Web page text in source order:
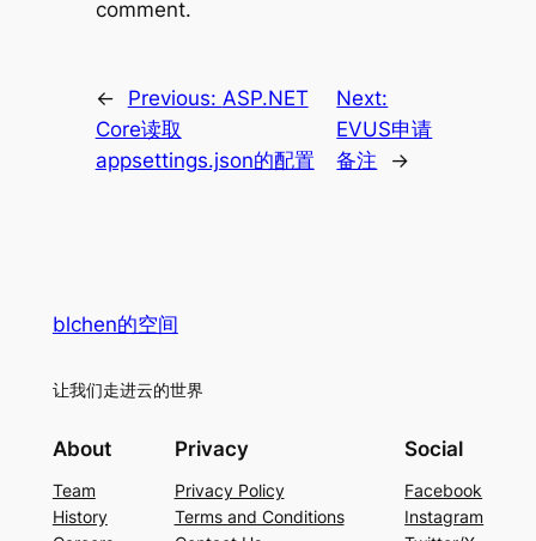
comment.
← Previous: ASP.NET
Core读取
appsettings.json的配置
Next:
EVUS申请
备注
→
blchen的空间
让我们走进云的世界
About
Team
History
Privacy
Privacy Policy
Terms and Conditions
Social
Facebook
Instagram